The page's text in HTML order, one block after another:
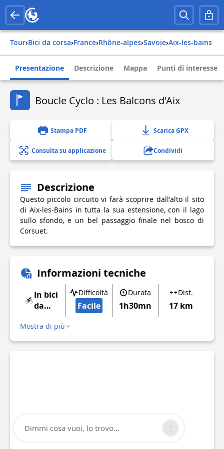
Tour› Bici da corsa› france› rhône-alpes› savoie› aix-les-bains
Presentazione Descrizione Mappa Punti di interesse
Boucle Cyclo : Les Balcons d'Aix
Stampa PDF Scarica GPX
Consulta su applicazione Condividi
Descrizione
Questo piccolo circuito vi farà scoprire dall'alto il sito
di Aix-les-Bains in tutta la sua estensione, con il lago
sullo sfondo, e un bel passaggio finale nel bosco di
Corsuet.
Informazioni tecniche
In bici
da
Difficoltà
Facile
Durata
1h30mn
Dist.
17 km
Mostra di più
Dimmi cosa vuoi, lo trovo...